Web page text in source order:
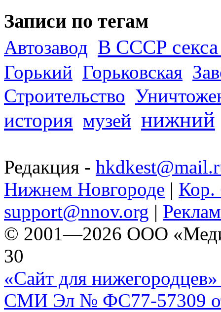
Записи по тегам
Автозавод В СССР секса
Горький Горьковская
Строительство
история музей нижний
Редакция -
Нижнем Новгороде | Кор.
support@nnov.org |
© 2001—2026 ООО
30
«Сайт для нижегородцев»
СМИ Эл № ФС77-57309